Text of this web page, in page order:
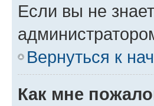
Если вы не
Вернуться к
Как мне